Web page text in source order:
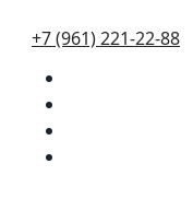
+7 (961) 221-22-88